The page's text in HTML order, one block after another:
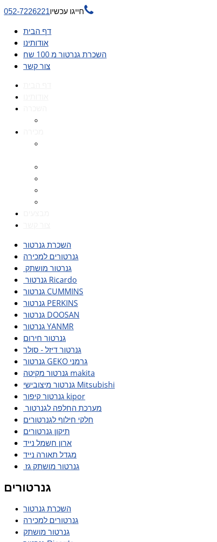
חייגו עכשיו052-7226221 
דף הבית
אודותינו
השכרת גנרטור מ 100 שח
צור קשר
השכרת גנרטור
גנרטורים למכירה
גנרטור מושתק
גנרטור Ricardo
גנרטור CUMMINS
גנרטור PERKINS
גנרטור DOOSAN
גנרטור YANMR
גנרטור חירום
גנרטור דיזל - סולר
גנרטור GEKO גרמני
גנרטור מקיטה makita
גנרטור מיצובישי Mitsubishi
גנרטור קיפור kipor
מערכת החלפה לגנרטור
חלקי חילוף לגנרטורים
תיקון גנרטורים
ארון חשמל נייד
מגדל תאורה נייד
גנרטור מושתק גז
גנרטורים
השכרת גנרטור
גנרטורים למכירה
גנרטור מושתק